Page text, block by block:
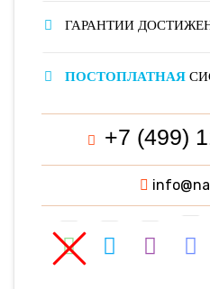
ГАРАНТИИ
ПОСТОПЛАТНАЯ
+7 (499)